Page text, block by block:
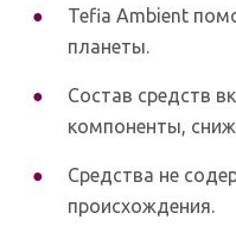
Tefia Ambient
планеты.
Состав средств
компоненты,
Средства не
происхождения.